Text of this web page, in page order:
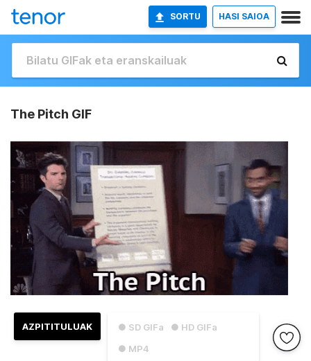
SORTU HASI SAIOA
The Pitch GIF
● SD GIFa
● HD GIFa
● MP4
AZPITITULUAK